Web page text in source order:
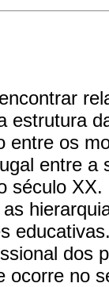
estrutura
entre os
entre a
século
dos
ocorre no